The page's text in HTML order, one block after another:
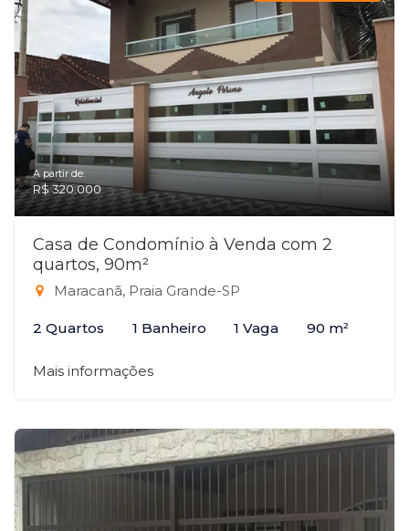
A partir de:
R$ 320.000
Casa de Condomínio à Venda com 2
quartos, 90m²
Maracanã, Praia Grande-SP
2 Quartos 1 Banheiro 1 Vaga 90 m²
Mais informações